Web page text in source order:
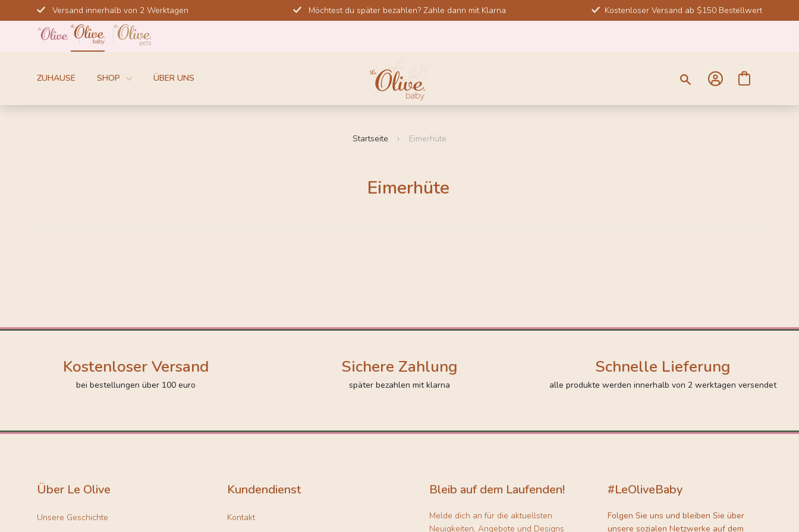
zum
Versand innerhalb von 2 Werktagen Möchtest du später bezahlen? Zahle dann mit Klarna Kostenloser Versand ab $150 Bestellwert
ZUHAUSE SHOP ÜBER UNS
Startseite Eimerhüte
Eimerhüte
Kostenloser Versand
bei bestellungen über 100 euro
Sichere Zahlung
später bezahlen mit klarna
Schnelle Lieferung
alle produkte werden innerhalb von 2 werktagen versendet
Über Le Olive
Unsere Geschichte
Kundendienst
Kontakt
Bleib auf dem Laufenden!
Melde dich an für die aktuellsten
Neuigkeiten, Angebote und Designs
#LeOliveBaby
Folgen Sie uns und bleiben Sie über
unsere sozialen Netzwerke auf dem